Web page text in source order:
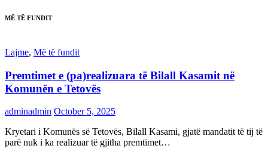
MË TË FUNDIT
Lajme, Më të fundit
Premtimet e (pa)realizuara të Bilall Kasamit në
Komunën e Tetovës
adminadmin October 5, 2025
Kryetari i Komunës së Tetovës, Bilall Kasami, gjatë mandatit të tij të
parë nuk i ka realizuar të gjitha premtimet…